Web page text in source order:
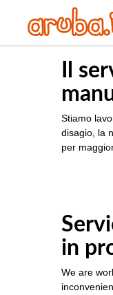
Il
Stiamo
disagio, la
per
in
We are